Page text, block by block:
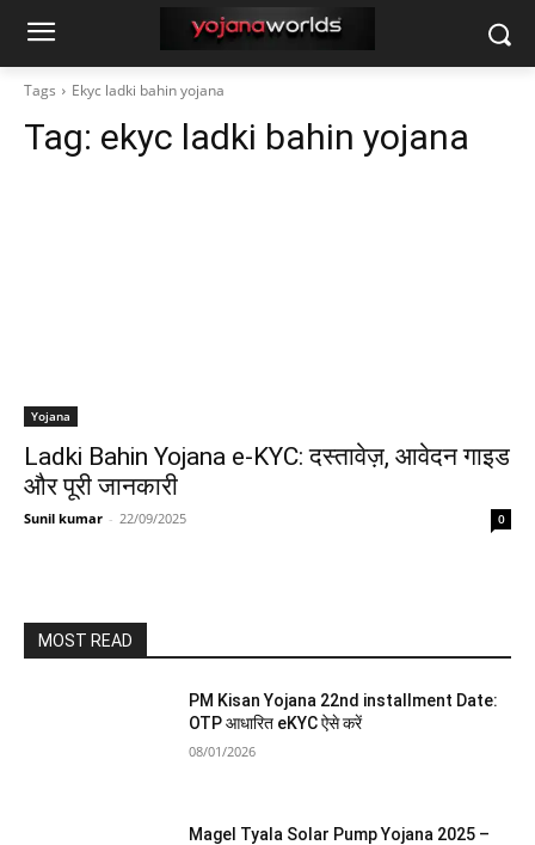
Tags Ekyc ladki bahin yojana
Tag: ekyc ladki bahin yojana
Yojana
Ladki Bahin Yojana e-KYC: दस्तावेज़, आवेदन गाइड
और पूरी जानकारी
Sunil kumar - 22/09/2025 0
MOST READ
PM Kisan Yojana 22nd installment Date:
OTP आधारित eKYC ऐसे करें
08/01/2026
Magel Tyala Solar Pump Yojana 2025 –